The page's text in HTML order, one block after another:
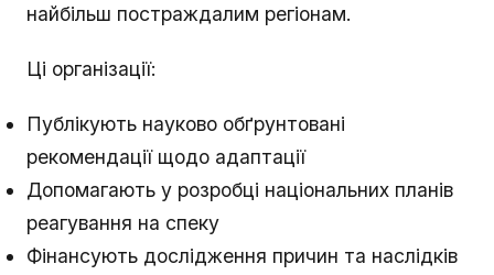
найбільш постраждалим регіонам.
Ці організації:
Публікують науково обґрунтовані
рекомендації щодо адаптації
Допомагають у розробці національних планів
реагування на спеку
Фінансують дослідження причин та наслідків